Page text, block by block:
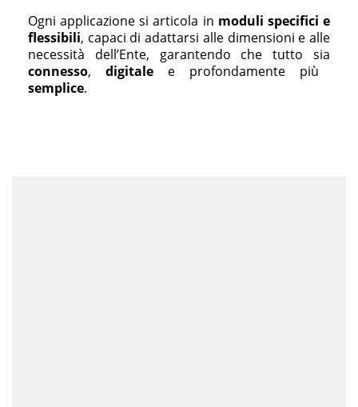
Ogni applicazione si articola in moduli specifici e
flessibili, capaci di adattarsi alle dimensioni e alle
necessità dell’Ente, garantendo che tutto sia
connesso, digitale e profondamente più
semplice.